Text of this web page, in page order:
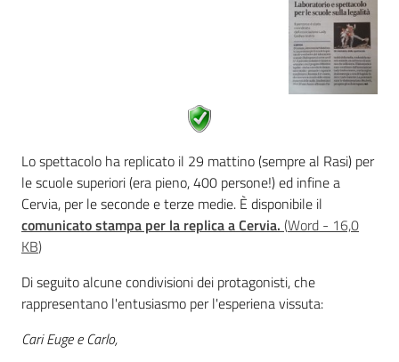
Lo spettacolo ha replicato il 29 mattino (sempre al Rasi) per
le scuole superiori (era pieno, 400 persone!) ed infine a
Cervia, per le seconde e terze medie. È disponibile il
comunicato stampa per la replica a Cervia. (Word - 16,0
KB)
Di seguito alcune condivisioni dei protagonisti, che
rappresentano l'entusiasmo per l'esperiena vissuta:
Cari Euge e Carlo,